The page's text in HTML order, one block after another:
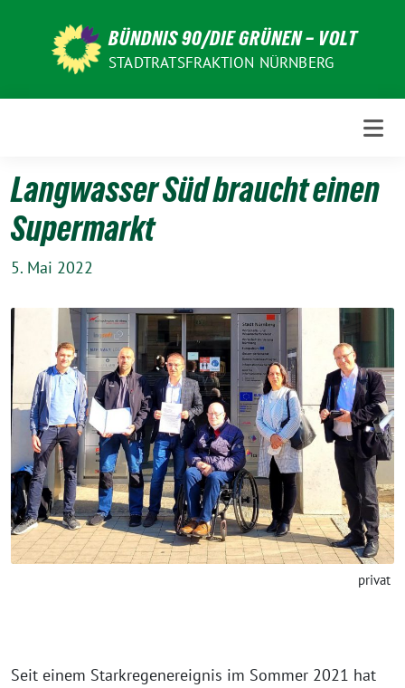
BÜNDNIS 90/DIE GRÜNEN – VOLT
STADTRATSFRAKTION NÜRNBERG
Langwasser Süd braucht einen
Supermarkt
5. Mai 2022
privat
Seit einem Starkregenereignis im Sommer 2021 hat